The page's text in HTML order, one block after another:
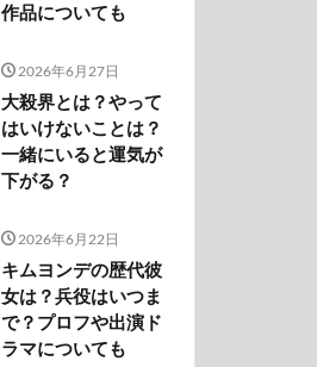
作品についても
2026年6月27日
大殺界とは？やって
はいけないことは？
一緒にいると運気が
下がる？
2026年6月22日
キムヨンデの歴代彼
女は？兵役はいつま
で？プロフや出演ド
ラマについても